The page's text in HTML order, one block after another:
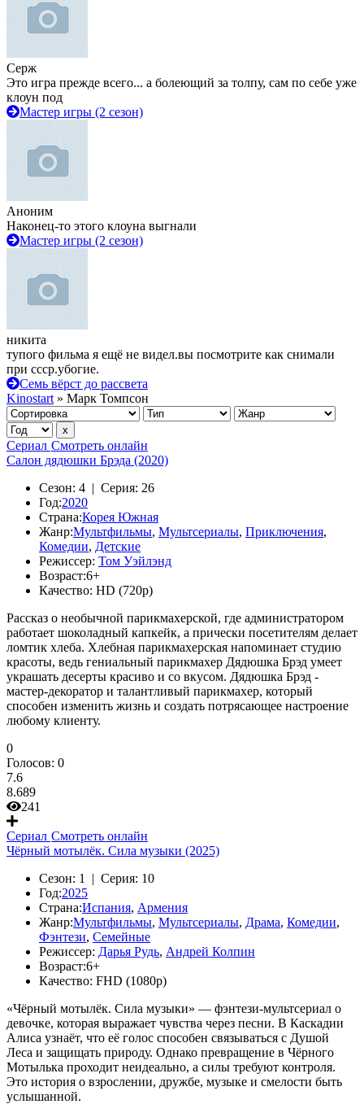
Серж
Это игра прежде всего... а болеющий за толпу, сам по себе уже
клоун под
Мастер игры (2 сезон)
Аноним
Наконец-то этого клоуна выгнали
Мастер игры (2 сезон)
никита
тупого фильма я ещё не видел.вы посмотрите как снимали
при ссср.убогие.
Семь вёрст до рассвета
Kinostart » Марк Томпсон
Сериал Смотреть онлайн
Салон дядюшки Брэда (2020)
Сезон: 4 | Серия: 26
Год:2020
Страна:Корея Южная
Жанр:Мультфильмы, Мультсериалы, Приключения,
Комедии, Детские
Режиссер: Том Уэйлэнд
Возраст:6+
Качество: HD (720p)
Рассказ о необычной парикмахерской, где администратором
работает шоколадный капкейк, а прически посетителям делает
ломтик хлеба. Хлебная парикмахерская напоминает студию
красоты, ведь гениальный парикмахер Дядюшка Брэд умеет
украшать десерты красиво и со вкусом. Дядюшка Брэд -
мастер-декоратор и талантливый парикмахер, который
способен изменить жизнь и создать потрясающее настроение
любому клиенту.
0
Голосов: 0
7.6
8.689
241
Сериал Смотреть онлайн
Чёрный мотылёк. Сила музыки (2025)
Сезон: 1 | Серия: 10
Год:2025
Страна:Испания, Армения
Жанр:Мультфильмы, Мультсериалы, Драма, Комедии,
Фэнтези, Семейные
Режиссер: Дарья Рудь, Андрей Колпин
Возраст:6+
Качество: FHD (1080p)
«Чёрный мотылёк. Сила музыки» — фэнтези-мультсериал о
девочке, которая выражает чувства через песни. В Каскадии
Алиса узнаёт, что её голос способен связываться с Душой
Леса и защищать природу. Однако превращение в Чёрного
Мотылька проходит неидеально, а силы требуют контроля.
Это история о взрослении, дружбе, музыке и смелости быть
услышанной.